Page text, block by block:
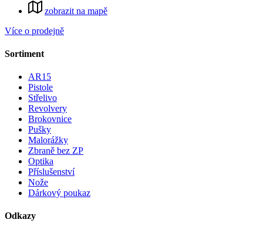
zobrazit na mapě
Více o prodejně
Sortiment
AR15
Pistole
Střelivo
Revolvery
Brokovnice
Pušky
Malorážky
Zbraně bez ZP
Optika
Příslušenství
Nože
Dárkový poukaz
Odkazy